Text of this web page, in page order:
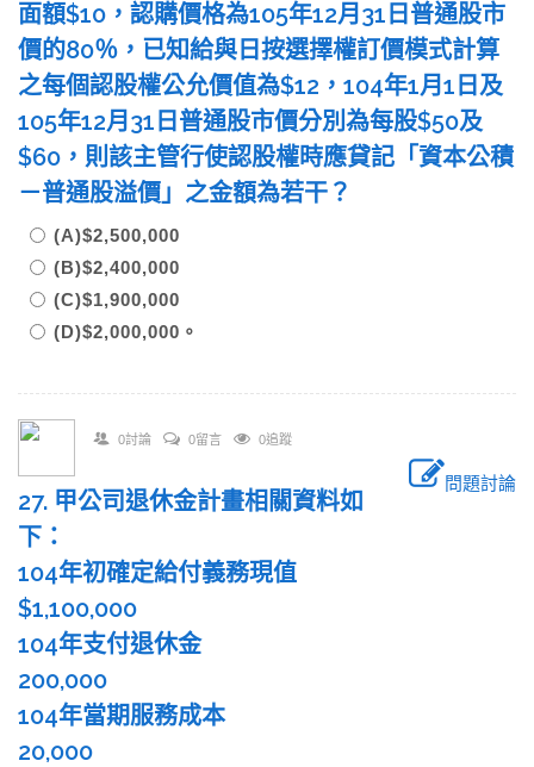
面額$10，認購價格為105年12月31日普通股市
價的80％，已知給與日按選擇權訂價模式計算
之每個認股權公允價值為$12，104年1月1日及
105年12月31日普通股市價分別為每股$50及
$60，則該主管行使認股權時應貸記「資本公積
－普通股溢價」之金額為若干？
(A)$2,500,000
(B)$2,400,000
(C)$1,900,000
(D)$2,000,000。
0討論 0留言 0追蹤
問題討論
27. 甲公司退休金計畫相關資料如
下：
104年初確定給付義務現值
$1,100,000
104年支付退休金
200,000
104年當期服務成本
20,000